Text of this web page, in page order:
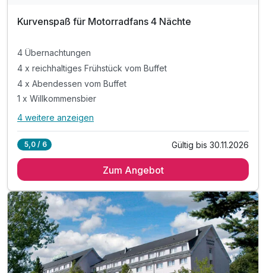
Kurvenspaß für Motorradfans 4 Nächte
4 Übernachtungen
4 x reichhaltiges Frühstück vom Buffet
4 x Abendessen vom Buffet
1 x Willkommensbier
Alle Inklusivleistungen
4 x reichhaltiges Frühstück vom Buffet
1 x Willkommensbier
1 x Willkommensgeschenk
inkl. WLAN
inkl. Nutzung unserer Sauna
inkl. Nutzung der Bikergarage
4 weitere anzeigen
5,0 / 6 Gültig bis 30.11.2026
Zum Angebot